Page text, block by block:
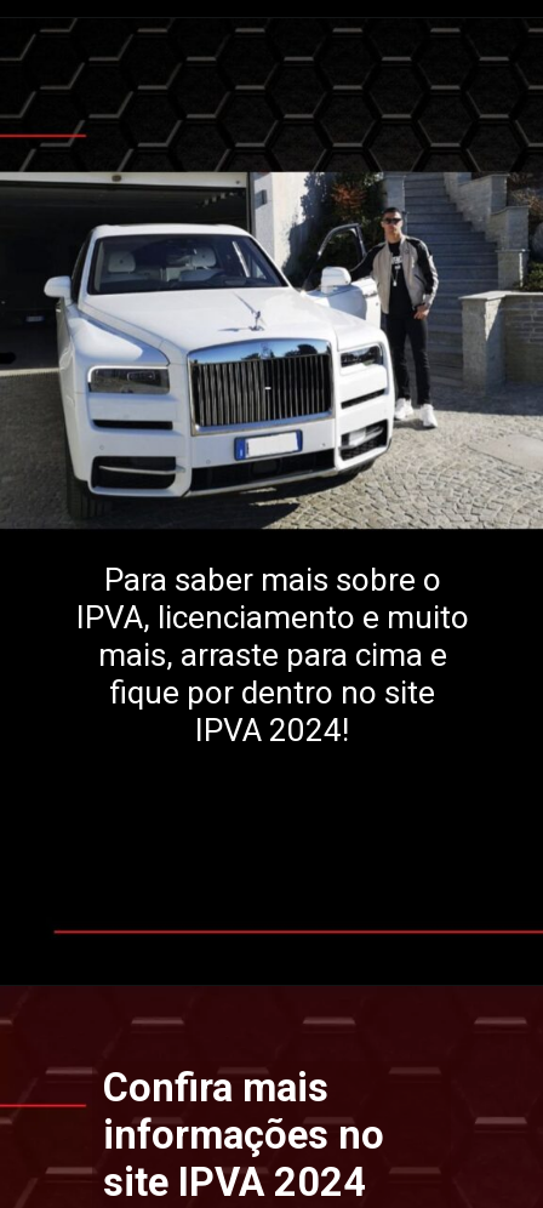
Para saber mais sobre o
IPVA, licenciamento e muito
mais, arraste para cima e
fique por dentro no site
IPVA 2024!
Openinghttps://www.ipvaconsulta.app.br/
Confira mais
informações no
site IPVA 2024